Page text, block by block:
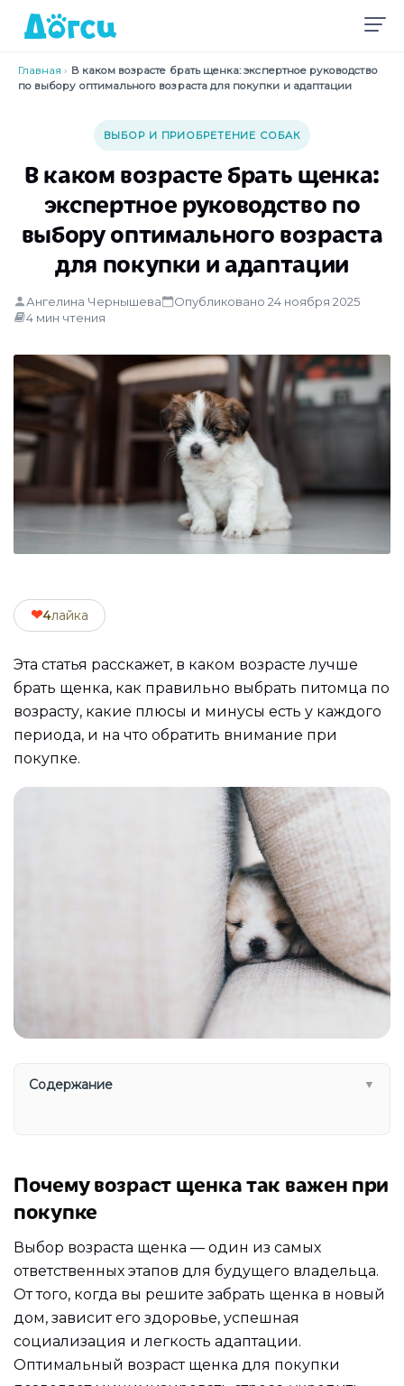
Главная › В каком возрасте брать щенка: экспертное руководство
по выбору оптимального возраста для покупки и адаптации
ВЫБОР И ПРИОБРЕТЕНИЕ СОБАК
В каком возрасте брать щенка:
экспертное руководство по
выбору оптимального возраста
для покупки и адаптации
Ангелина Чернышева
Опубликовано 24 ноября 2025
4 мин чтения
❤4лайка
Эта статья расскажет, в каком возрасте лучше
брать щенка, как правильно выбрать питомца по
возрасту, какие плюсы и минусы есть у каждого
периода, и на что обратить внимание при
покупке.
Содержание ▼
Почему возраст щенка так важен при
покупке
Выбор возраста щенка — один из самых
ответственных этапов для будущего владельца.
От того, когда вы решите забрать щенка в новый
дом, зависит его здоровье, успешная
социализация и легкость адаптации.
Оптимальный возраст щенка для покупки